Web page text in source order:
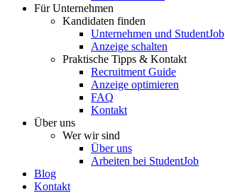
Für Unternehmen
Kandidaten finden
Unternehmen und StudentJob
Anzeige schalten
Praktische Tipps & Kontakt
Recruitment Guide
Anzeige optimieren
FAQ
Kontakt
Über uns
Wer wir sind
Über uns
Arbeiten bei StudentJob
Blog
Kontakt